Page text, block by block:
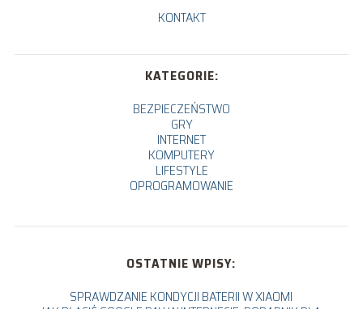
KONTAKT
KATEGORIE:
BEZPIECZEŃSTWO
GRY
INTERNET
KOMPUTERY
LIFESTYLE
OPROGRAMOWANIE
OSTATNIE WPISY:
SPRAWDZANIE KONDYCJI BATERII W XIAOMI